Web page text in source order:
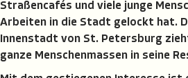
Straßencafés und viele junge
Arbeiten in die Stadt gelockt hat.
Innenstadt von St. Petersburg
ganze Menschenmassen in seine